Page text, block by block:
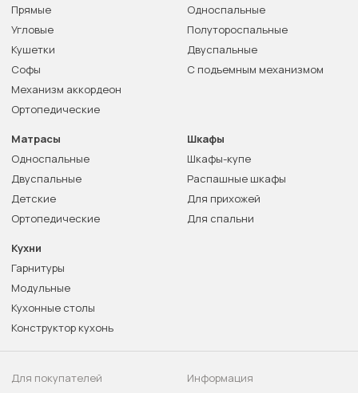
Прямые
Угловые
Кушетки
Софы
Механизм аккордеон
Ортопедические
Односпальные
Полутороспальные
Двуспальные
С подъемным механизмом
Матрасы
Односпальные
Двуспальные
Детские
Ортопедические
Шкафы
Шкафы-купе
Распашные шкафы
Для прихожей
Для спальни
Кухни
Гарнитуры
Модульные
Кухонные столы
Конструктор кухонь
Для покупателей
Информация